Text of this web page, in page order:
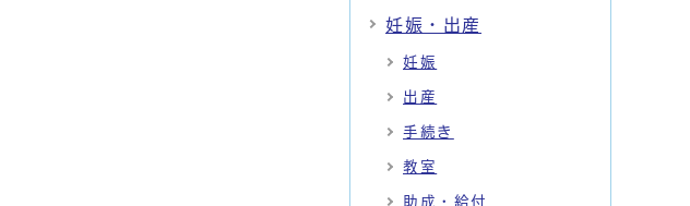
妊娠・出産
妊娠
出産
手続き
教室
助成・給付